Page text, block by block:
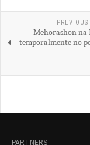
Mehorashon na
temporalmente no
PARTNERS